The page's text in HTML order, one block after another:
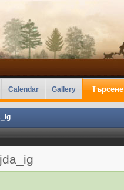
Calendar Gallery Търсене